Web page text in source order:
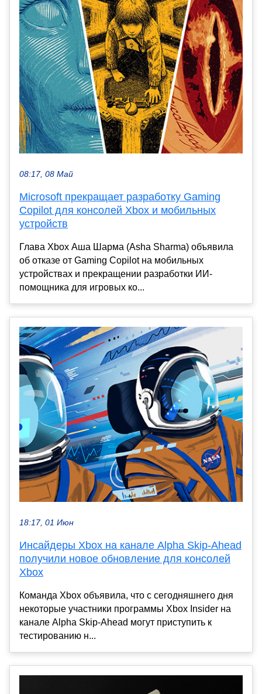
08:17, 08 Май
Microsoft прекращает разработку Gaming
Copilot для консолей Xbox и мобильных
устройств
Глава Xbox Аша Шарма (Asha Sharma) объявила
об отказе от Gaming Copilot на мобильных
устройствах и прекращении разработки ИИ-
помощника для игровых ко...
18:17, 01 Июн
Инсайдеры Xbox на канале Alpha Skip-Ahead
получили новое обновление для консолей
Xbox
Команда Xbox объявила, что с сегодняшнего дня
некоторые участники программы Xbox Insider на
канале Alpha Skip-Ahead могут приступить к
тестированию н...